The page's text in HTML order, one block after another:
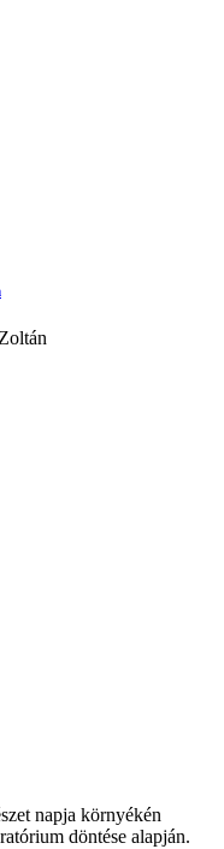
napja környékén
döntése alapján.